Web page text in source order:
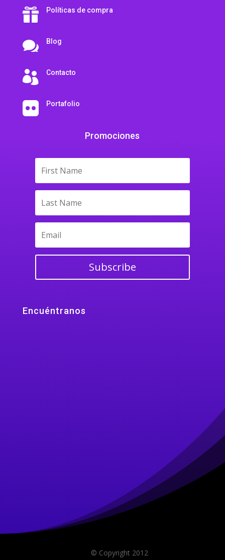
 Políticas de compra
 Blog
 Contacto
 Portafolio
Promociones
Subscribe
Encuéntranos
© Copyright 2012